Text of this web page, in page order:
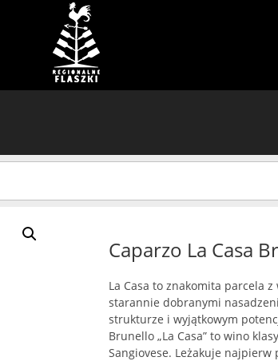
Caparzo La Casa
La Casa to znakomita parcela
starannie dobranymi
strukturze i wyjątkowym
Brunello „La Casa” to wino
Sangiovese. Leżakuje najpierw